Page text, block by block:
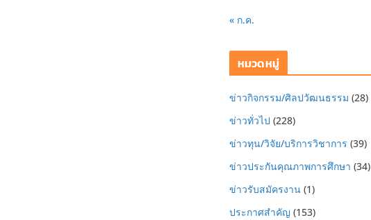
« ก.ค.
หมวดหมู่
ข่าวกิจกรรม/ศิลปวัฒนธรรม (28)
ข่าวทั่วไป (228)
ข่าวทุน/วิจัย/บริการวิชาการ (39)
ข่าวประกันคุณภาพการศึกษา (34)
ข่าวรับสมัครงาน (1)
ประกาศสำคัญ (153)